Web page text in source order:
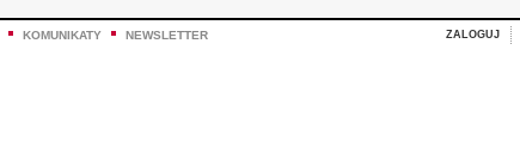
KOMUNIKATY NEWSLETTER ZALOGUJ